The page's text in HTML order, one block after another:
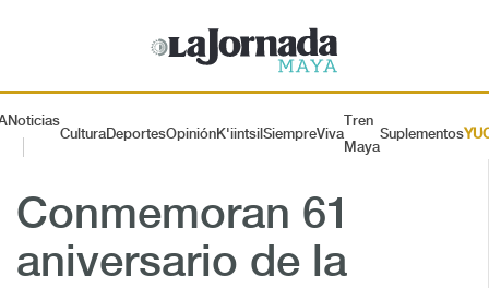
Noticias
CulturaDeportesOpiniónK'iintsil SiempreViva
Tren
Maya
Suplementos
Conmemoran 61
aniversario de la